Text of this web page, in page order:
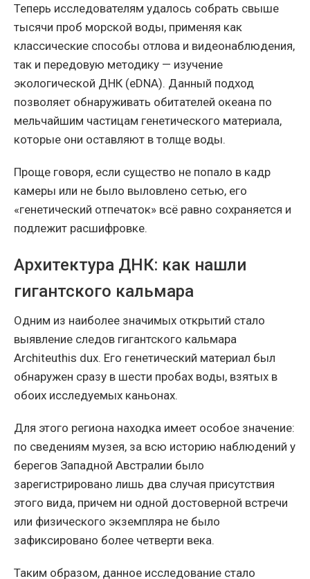
Теперь исследователям удалось собрать свыше
тысячи проб морской воды, применяя как
классические способы отлова и видеонаблюдения,
так и передовую методику — изучение
экологической ДНК (eDNA). Данный подход
позволяет обнаруживать обитателей океана по
мельчайшим частицам генетического материала,
которые они оставляют в толще воды.
Проще говоря, если существо не попало в кадр
камеры или не было выловлено сетью, его
«генетический отпечаток» всё равно сохраняется и
подлежит расшифровке.
Архитектура ДНК: как нашли
гигантского кальмара
Одним из наиболее значимых открытий стало
выявление следов гигантского кальмара
Architeuthis dux. Его генетический материал был
обнаружен сразу в шести пробах воды, взятых в
обоих исследуемых каньонах.
Для этого региона находка имеет особое значение:
по сведениям музея, за всю историю наблюдений у
берегов Западной Австралии было
зарегистрировано лишь два случая присутствия
этого вида, причем ни одной достоверной встречи
или физического экземпляра не было
зафиксировано более четверти века.
Таким образом, данное исследование стало